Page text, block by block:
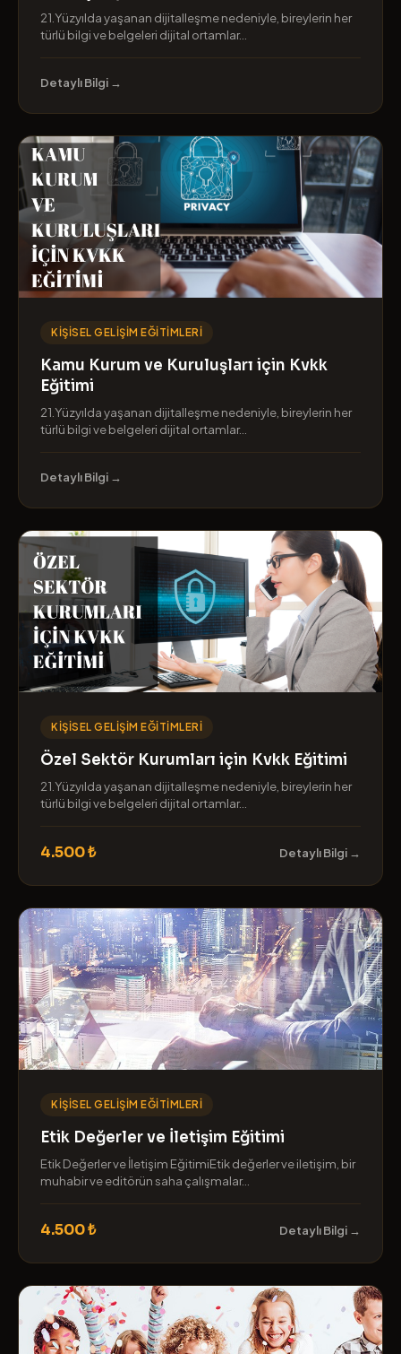
21.Yüzyılda yaşanan dijitalleşme nedeniyle, bireylerin her
türlü bilgi ve belgeleri dijital ortamlar...
Detaylı Bilgi →
KIŞISEL GELIŞIM EĞITIMLERI
Kamu Kurum ve Kuruluşları için Kvkk
Eğitimi
21.Yüzyılda yaşanan dijitalleşme nedeniyle, bireylerin her
türlü bilgi ve belgeleri dijital ortamlar...
Detaylı Bilgi →
KIŞISEL GELIŞIM EĞITIMLERI
Özel Sektör Kurumları için Kvkk Eğitimi
21.Yüzyılda yaşanan dijitalleşme nedeniyle, bireylerin her
türlü bilgi ve belgeleri dijital ortamlar...
4.500 ₺ Detaylı Bilgi →
KIŞISEL GELIŞIM EĞITIMLERI
Etik Değerler ve İletişim Eğitimi
Etik Değerler ve İletişim EğitimiEtik değerler ve iletişim, bir
muhabir ve editörün saha çalışmalar...
4.500 ₺ Detaylı Bilgi →